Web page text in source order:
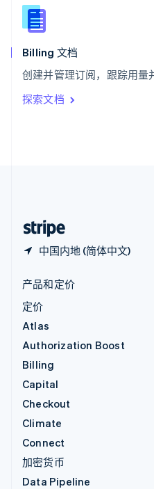
Billing 文档
创建并管理订阅，跟踪用量
探索文档
中国内地 (简体中文)
新西兰
English
匈牙利
English
ItalianoEnglish
印度
English
产品和定价
定价
Atlas
Authorization Boost
Billing
Capital
Checkout
Climate
Connect
加密货币
Data Pipeline